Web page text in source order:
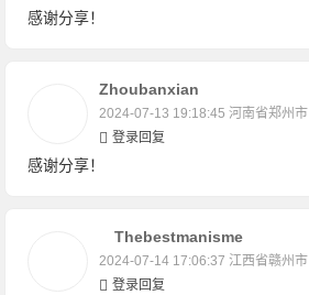
感谢分享！
Zhoubanxian
2024-07-13 19:18:45 河南省郑州市
登录回复
感谢分享！
Thebestmanisme
2024-07-14 17:06:37 江西省赣州市
登录回复